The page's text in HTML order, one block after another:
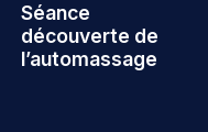
Séance
découverte de
l’automassage